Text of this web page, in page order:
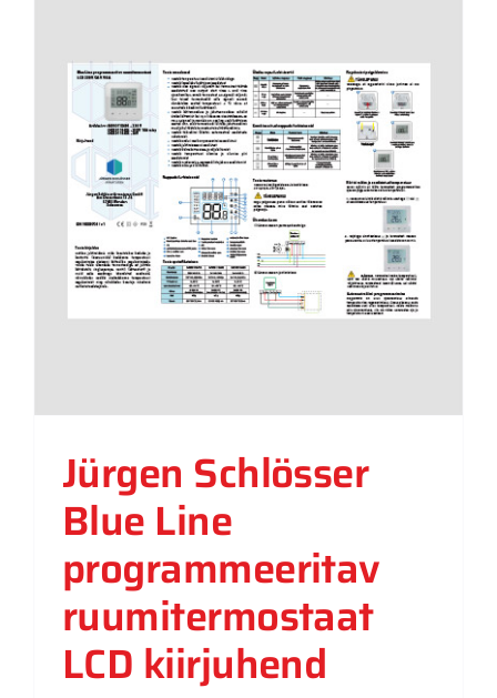
Jürgen Schlösser
Blue Line
programmeeritav
ruumitermostaat
LCD kiirjuhend